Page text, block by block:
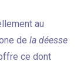
au
dela déesse
ce dont